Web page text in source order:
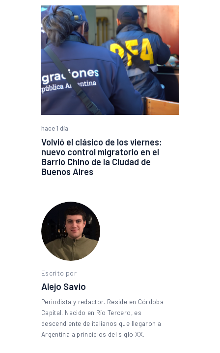
hace 1 día
Volvió el clásico de los viernes:
nuevo control migratorio en el
Barrio Chino de la Ciudad de
Buenos Aires
Escrito por
Alejo Savio
Periodista y redactor. Reside en Córdoba
Capital. Nacido en Río Tercero, es
descendiente de italianos que llegaron a
Argentina a principios del siglo XX.